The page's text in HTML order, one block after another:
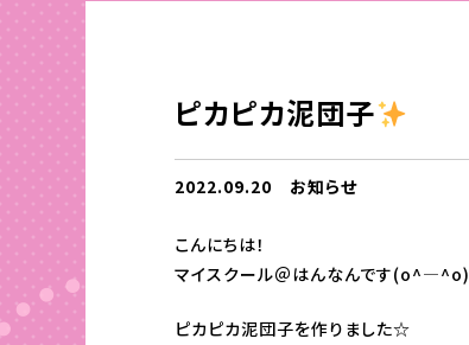
ピカピカ泥団子
2022.09.20 お知らせ
こんにちは！
マイスクール＠はんなんです(o^―^o)
ピカピカ泥団子を作りました☆